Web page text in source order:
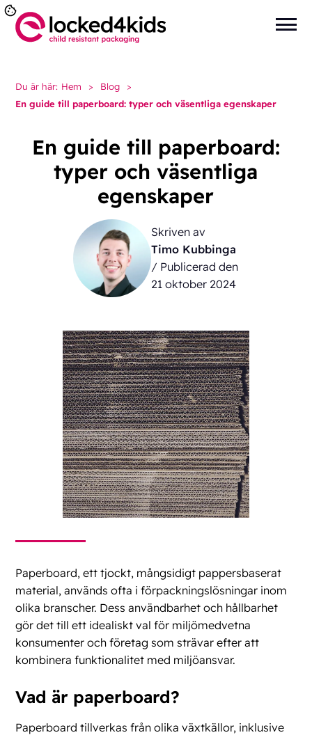
Du är här: Hem > Blog
>
En guide till paperboard: typer och väsentliga egenskaper
En guide till paperboard:
typer och väsentliga
egenskaper
Skriven av
Timo Kubbinga
/ Publicerad den
21 oktober 2024
Paperboard, ett tjockt, mångsidigt pappersbaserat
material, används ofta i förpackningslösningar inom
olika branscher. Dess användbarhet och hållbarhet
gör det till ett idealiskt val för miljömedvetna
konsumenter och företag som strävar efter att
kombinera funktionalitet med miljöansvar.
Vad är paperboard?
Paperboard tillverkas från olika växtkällor, inklusive